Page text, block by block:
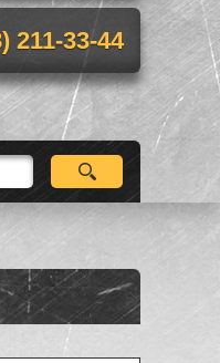
211-33-44